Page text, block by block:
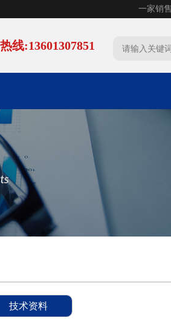
一家销
线:13601307851
技术资料